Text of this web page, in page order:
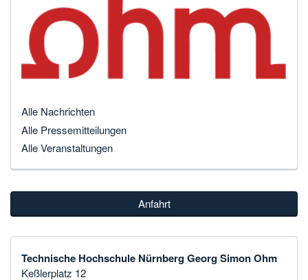
Alle Nachrichten
Alle Pressemitteilungen
Alle Veranstaltungen
Anfahrt
Technische Hochschule Nürnberg Georg Simon Ohm
Keßlerplatz 12